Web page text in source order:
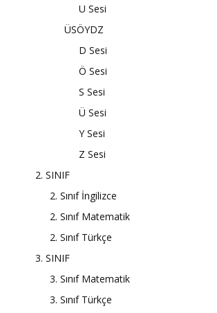
U Sesi
ÜSÖYDZ
D Sesi
Ö Sesi
S Sesi
Ü Sesi
Y Sesi
Z Sesi
2. SINIF
2. Sınıf İngilizce
2. Sınıf Matematik
2. Sınıf Türkçe
3. SINIF
3. Sınıf Matematik
3. Sınıf Türkçe